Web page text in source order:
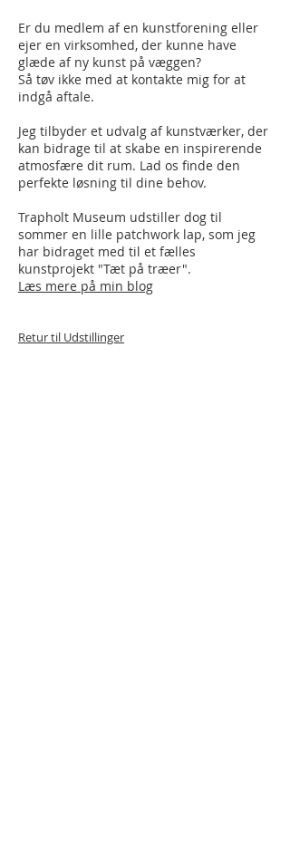
Er du medlem af en kunstforening eller
ejer en virksomhed, der kunne have
glæde af ny kunst på væggen?
Så tøv ikke med at kontakte mig for at
indgå aftale.
Jeg tilbyder et udvalg af kunstværker, der
kan bidrage til at skabe en inspirerende
atmosfære dit rum. Lad os finde den
perfekte løsning til dine behov.
Trapholt Museum udstiller dog til
sommer en lille patchwork lap, som jeg
har bidraget med til et fælles
kunstprojekt "Tæt på træer".
Læs mere på min blog
Retur til Udstillinger